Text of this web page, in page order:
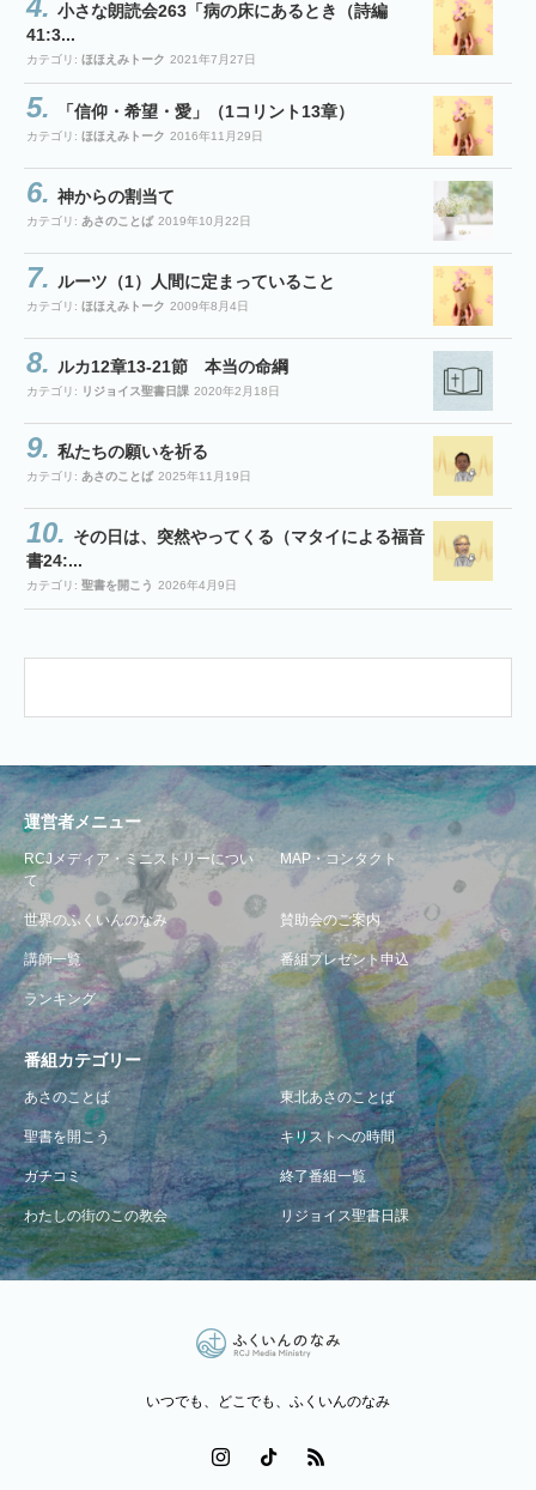
小さな朗読会263「病の床にあるとき（詩編
41:3...
カテゴリ: ほほえみトーク 2021年7月27日
「信仰・希望・愛」（1コリント13章）
カテゴリ: ほほえみトーク 2016年11月29日
神からの割当て
カテゴリ: あさのことば 2019年10月22日
ルーツ（1）人間に定まっていること
カテゴリ: ほほえみトーク 2009年8月4日
ルカ12章13-21節 本当の命綱
カテゴリ: リジョイス聖書日課 2020年2月18日
私たちの願いを祈る
カテゴリ: あさのことば 2025年11月19日
その日は、突然やってくる（マタイによる福音
書24:...
カテゴリ: 聖書を開こう 2026年4月9日
運営者メニュー
RCJメディア・ミニストリーについ
て
MAP・コンタクト
世界のふくいんのなみ 賛助会のご案内
講師一覧 番組プレゼント申込
ランキング
番組カテゴリー
あさのことば 東北あさのことば
聖書を開こう キリストへの時間
ガチコミ 終了番組一覧
わたしの街のこの教会 リジョイス聖書日課
いつでも、どこでも、ふくいんのなみ